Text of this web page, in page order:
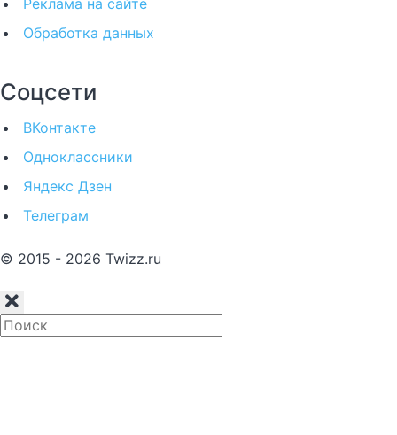
Обработка данных
Соцсети
ВКонтакте
Одноклассники
Яндекс Дзен
Телеграм
© 2015 - 2026 Twizz.ru